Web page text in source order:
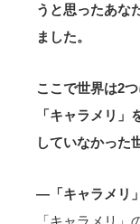
うと思ったあな
ました。
ここで世界は2つ
「キャラメリ
していなかった
―「キャラメリ
「キャラメリ